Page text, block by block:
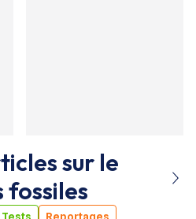
sur le
fossiles
Tests Reportages